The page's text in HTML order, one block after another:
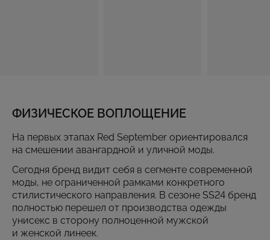
ФИЗИЧЕСКОЕ ВОПЛОЩЕНИЕ
На первых этапах Red September ориентировался
на смешении авангардной и уличной моды.
Сегодня бренд видит себя в сегменте современной
моды, не ограниченной рамками конкретного
стилистического направления. В сезоне SS24 бренд
полностью перешел от производства одежды
унисекс в сторону полноценной мужской
и женской линеек.